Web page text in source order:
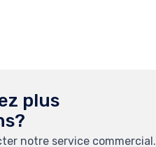
plus
notre service commercial.